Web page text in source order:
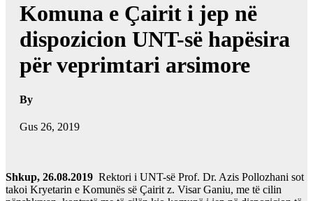
Komuna e Çairit i jep në
dispozicion UNT-së hapësira
për veprimtari arsimore
By
Gus 26, 2019
Shkup, 26.08.2019 Rektori i UNT-së Prof. Dr. Azis Pollozhani sot
takoi Kryetarin e Komunës së Çairit z. Visar Ganiu, me të cilin